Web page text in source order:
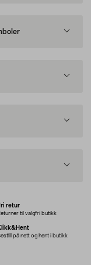
retur
til valgfri butikk
på nett og hent i butikk